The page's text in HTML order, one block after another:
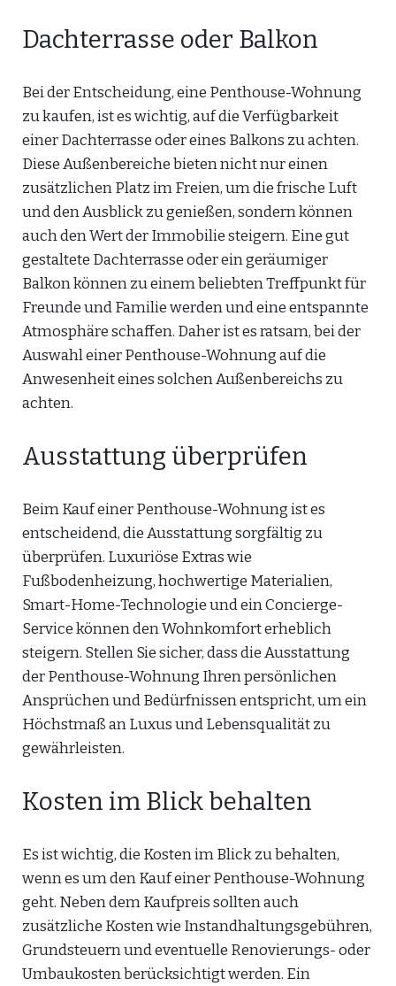
Dachterrasse oder Balkon
Bei der Entscheidung, eine Penthouse-Wohnung
zu kaufen, ist es wichtig, auf die Verfügbarkeit
einer Dachterrasse oder eines Balkons zu achten.
Diese Außenbereiche bieten nicht nur einen
zusätzlichen Platz im Freien, um die frische Luft
und den Ausblick zu genießen, sondern können
auch den Wert der Immobilie steigern. Eine gut
gestaltete Dachterrasse oder ein geräumiger
Balkon können zu einem beliebten Treffpunkt für
Freunde und Familie werden und eine entspannte
Atmosphäre schaffen. Daher ist es ratsam, bei der
Auswahl einer Penthouse-Wohnung auf die
Anwesenheit eines solchen Außenbereichs zu
achten.
Ausstattung überprüfen
Beim Kauf einer Penthouse-Wohnung ist es
entscheidend, die Ausstattung sorgfältig zu
überprüfen. Luxuriöse Extras wie
Fußbodenheizung, hochwertige Materialien,
Smart-Home-Technologie und ein Concierge-
Service können den Wohnkomfort erheblich
steigern. Stellen Sie sicher, dass die Ausstattung
der Penthouse-Wohnung Ihren persönlichen
Ansprüchen und Bedürfnissen entspricht, um ein
Höchstmaß an Luxus und Lebensqualität zu
gewährleisten.
Kosten im Blick behalten
Es ist wichtig, die Kosten im Blick zu behalten,
wenn es um den Kauf einer Penthouse-Wohnung
geht. Neben dem Kaufpreis sollten auch
zusätzliche Kosten wie Instandhaltungsgebühren,
Grundsteuern und eventuelle Renovierungs- oder
Umbaukosten berücksichtigt werden. Ein